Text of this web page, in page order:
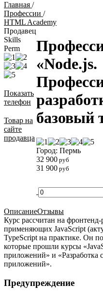
Главная /
Профессии /
HTML Academy
Продавец
Skills
Perm
Показать
телефон
Товар на
сайте
продавца
«Node.js.
базовый
Город: Пермь
32 900 руб
31 900 руб
ОписаниеОтзывы
Курс рассчитан на фронтенд-
применяющих JavaScript
TypeScript на практике. Он
которые прошли курсы
приложений» и «Разработка
приложений».
Предупреждение